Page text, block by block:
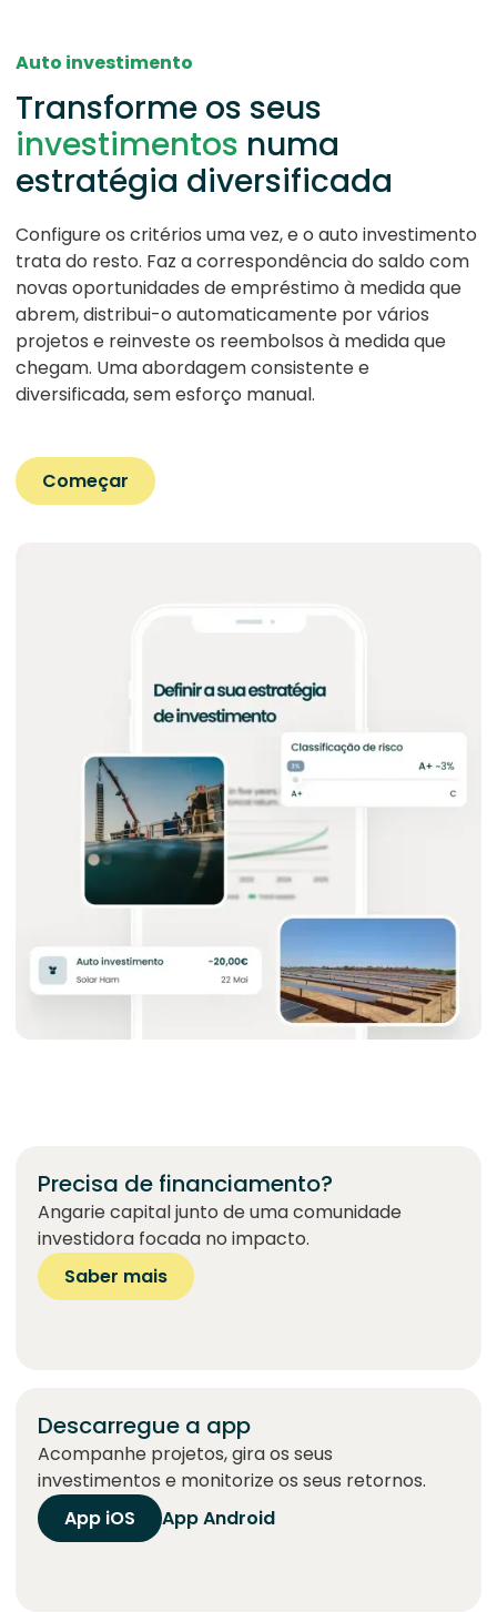
Auto investimento
Transforme os seus
investimentos numa
estratégia diversificada
Configure os critérios uma vez, e o auto investimento
trata do resto. Faz a correspondência do saldo com
novas oportunidades de empréstimo à medida que
abrem, distribui-o automaticamente por vários
projetos e reinveste os reembolsos à medida que
chegam. Uma abordagem consistente e
diversificada, sem esforço manual.
Começar
Precisa de financiamento?
Angarie capital junto de uma comunidade
investidora focada no impacto.
Saber mais
Descarregue a app
Acompanhe projetos, gira os seus
investimentos e monitorize os seus retornos.
App iOS
App Android